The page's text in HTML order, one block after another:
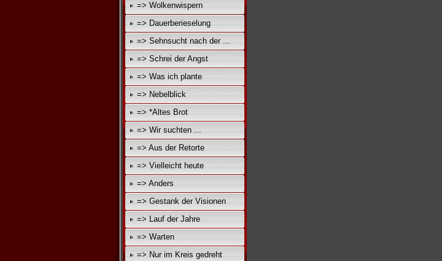
=> Wolkenwispern
=> Dauerberieselung
=> Sehnsucht nach der ...
=> Schrei der Angst
=> Was ich plante
=> Nebelblick
=> *Altes Brot
=> Wir suchten ...
=> Aus der Retorte
=> Vielleicht heute
=> Anders
=> Gestank der Visionen
=> Lauf der Jahre
=> Warten
=> Nur im Kreis gedreht